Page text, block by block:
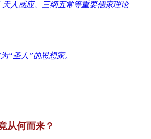
人感应、三纲五常等重要儒家理论
“圣人”的思想家。
从何而来？